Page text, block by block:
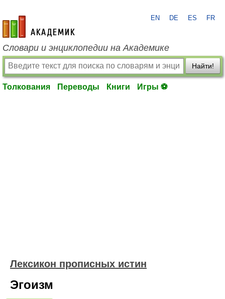
academic.ru
EN DE ES FR
Словари и энциклопедии на Академике
Найти!
Толкования Переводы Книги Игры ⚽
Лексикон прописных истин
Эгоизм